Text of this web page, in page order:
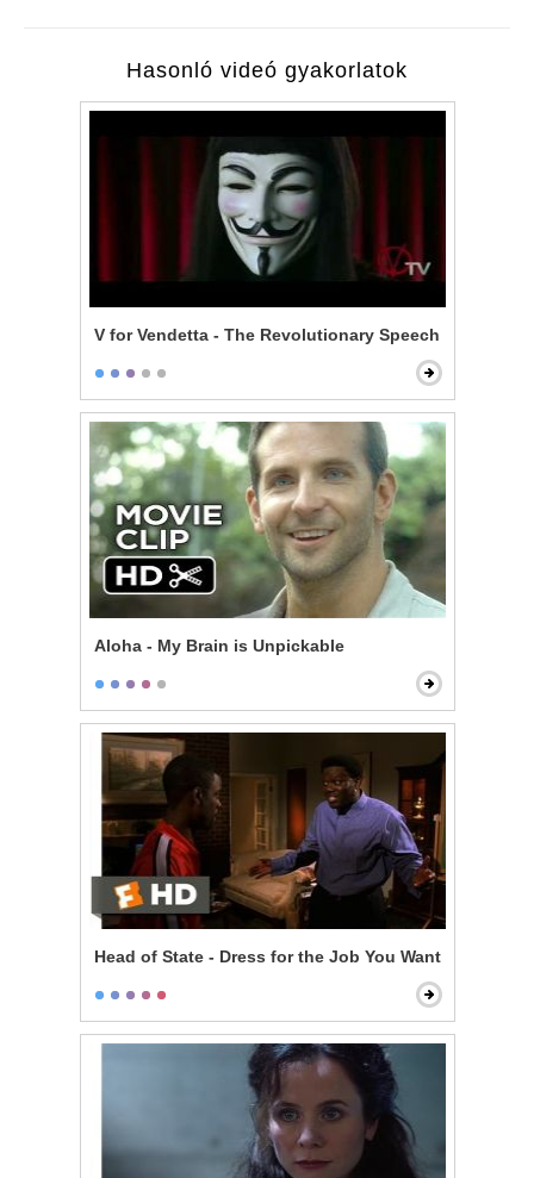
Hasonló videó gyakorlatok
V for Vendetta - The Revolutionary Speech
Aloha - My Brain is Unpickable
Head of State - Dress for the Job You Want